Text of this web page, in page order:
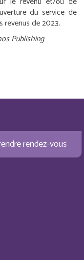
du service de
de 2023.
Publishing
rendez-vous